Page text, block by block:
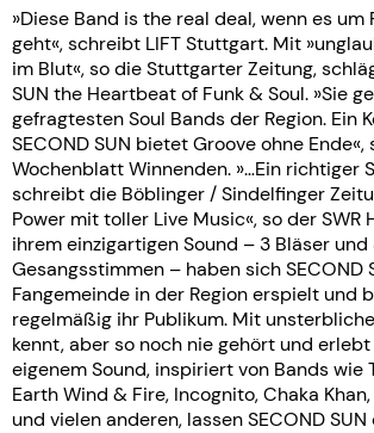
»Diese Band is the real deal, wenn es um
geht«, schreibt LIFT Stuttgart. Mit
im Blut«, so die Stuttgarter Zeitung,
SUN the Heartbeat of Funk & Soul. »Sie
gefragtesten Soul Bands der Region. Ein
SECOND SUN bietet Groove ohne Ende«,
Wochenblatt Winnenden. »…Ein richtiger
schreibt die Böblinger / Sindelfinger
Power mit toller Live Music«, so der SWR
ihrem einzigartigen Sound – 3 Bläser und
Gesangsstimmen – haben sich SECOND
Fangemeinde in der Region erspielt und
regelmäßig ihr Publikum. Mit
kennt, aber so noch nie gehört und
eigenem Sound, inspiriert von Bands wie
Earth Wind & Fire, Incognito, Chaka
und vielen anderen, lassen SECOND